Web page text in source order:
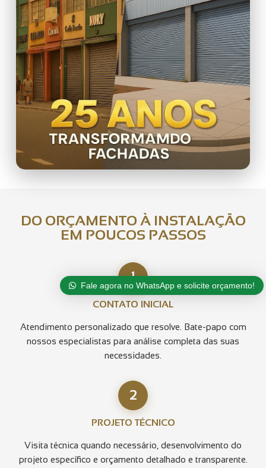
DO ORÇAMENTO À INSTALAÇÃO
EM POUCOS PASSOS
1
CONTATO INICIAL
Atendimento personalizado que resolve. Bate-papo com
nossos especialistas para análise completa das suas
necessidades.
2
PROJETO TÉCNICO
Visita técnica quando necessário, desenvolvimento do
projeto específico e orçamento detalhado e transparente.
Fale agora no WhatsApp e solicite orçamento!